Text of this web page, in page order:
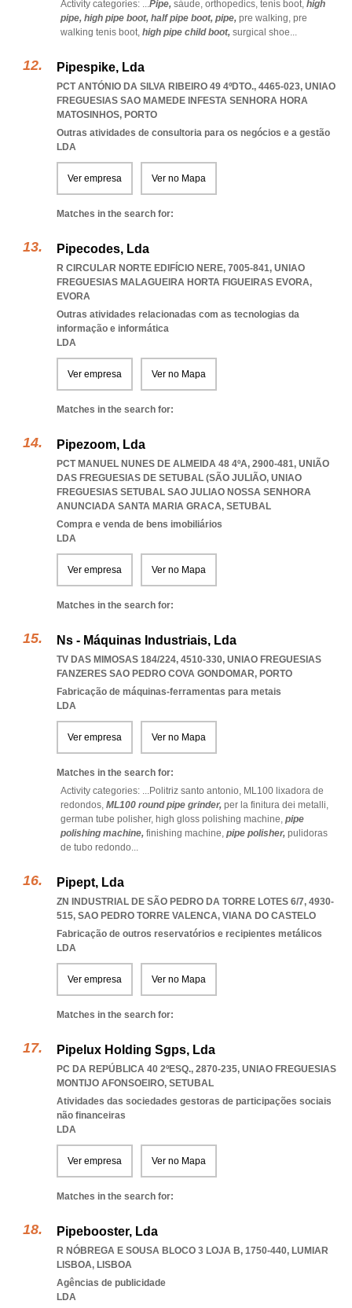
Activity categories: ...Pipe, sáude, orthopedics, tenis boot, high
pipe, high pipe boot, half pipe boot, pipe, pre walking, pre
walking tenis boot, high pipe child boot, surgical shoe...
Pipespike, Lda
PCT ANTÓNIO DA SILVA RIBEIRO 49 4ºDTO., 4465-023, UNIAO
FREGUESIAS SAO MAMEDE INFESTA SENHORA HORA
MATOSINHOS, PORTO
Outras atividades de consultoria para os negócios e a gestão
LDA
Ver empresa Ver no Mapa
Matches in the search for:
Pipecodes, Lda
R CIRCULAR NORTE EDIFÍCIO NERE, 7005-841, UNIAO
FREGUESIAS MALAGUEIRA HORTA FIGUEIRAS EVORA,
EVORA
Outras atividades relacionadas com as tecnologias da
informação e informática
LDA
Ver empresa Ver no Mapa
Matches in the search for:
Pipezoom, Lda
PCT MANUEL NUNES DE ALMEIDA 48 4ºA, 2900-481, UNIÃO
DAS FREGUESIAS DE SETUBAL (SÃO JULIÃO, UNIAO
FREGUESIAS SETUBAL SAO JULIAO NOSSA SENHORA
ANUNCIADA SANTA MARIA GRACA, SETUBAL
Compra e venda de bens imobiliários
LDA
Ver empresa Ver no Mapa
Matches in the search for:
Ns - Máquinas Industriais, Lda
TV DAS MIMOSAS 184/224, 4510-330, UNIAO FREGUESIAS
FANZERES SAO PEDRO COVA GONDOMAR, PORTO
Fabricação de máquinas-ferramentas para metais
LDA
Ver empresa Ver no Mapa
Matches in the search for:
Activity categories: ...Politriz santo antonio, ML100 lixadora de
redondos, ML100 round pipe grinder, per la finitura dei metalli,
german tube polisher, high gloss polishing machine, pipe
polishing machine, finishing machine, pipe polisher, pulidoras
de tubo redondo...
Pipept, Lda
ZN INDUSTRIAL DE SÃO PEDRO DA TORRE LOTES 6/7, 4930-
515, SAO PEDRO TORRE VALENCA, VIANA DO CASTELO
Fabricação de outros reservatórios e recipientes metálicos
LDA
Ver empresa Ver no Mapa
Matches in the search for:
Pipelux Holding Sgps, Lda
PC DA REPÚBLICA 40 2ºESQ., 2870-235, UNIAO FREGUESIAS
MONTIJO AFONSOEIRO, SETUBAL
Atividades das sociedades gestoras de participações sociais
não financeiras
LDA
Ver empresa Ver no Mapa
Matches in the search for:
Pipebooster, Lda
R NÓBREGA E SOUSA BLOCO 3 LOJA B, 1750-440, LUMIAR
LISBOA, LISBOA
Agências de publicidade
LDA